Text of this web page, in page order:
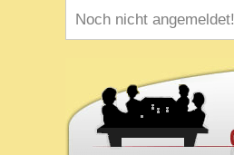
Noch nicht angemeldet!